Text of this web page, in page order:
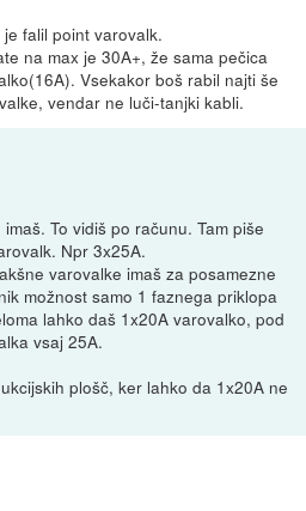
falil point varovalk.
na max je 30A+, že sama pečica
Vsekakor boš rabil najti še
vendar ne luči-tanjki kabli.
To vidiš po računu. Tam piše
Npr 3x25A.
varovalke imaš za posamezne
možnost samo 1 faznega priklopa
lahko daš 1x20A varovalko, pod
vsaj 25A.
plošč, ker lahko da 1x20A ne